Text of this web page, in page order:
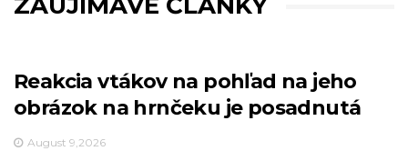
Reakcia vtákov na pohľad na jeho
obrázok na hrnčeku je posadnutá
August 9,2026